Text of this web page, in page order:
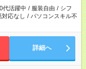
代活躍中 / 服装自由 / シフ
対応なし / パソコンスキル不
詳細へ